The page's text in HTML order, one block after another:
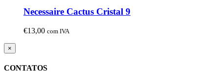
Necessaire Cactus Cristal 9
€13,00 com IVA
Close
product
view
×
CONTATOS